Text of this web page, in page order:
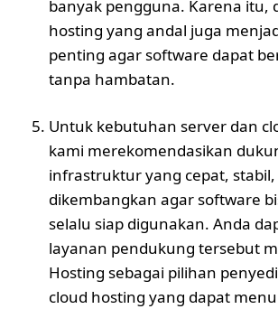
banyak pengguna. Karena itu,
hosting yang andal juga
penting agar software dapat
tanpa hambatan.
Untuk kebutuhan server dan
kami merekomendasikan
infrastruktur yang cepat,
dikembangkan agar software
selalu siap digunakan. Anda
layanan pendukung tersebut
Hosting sebagai pilihan
cloud hosting yang dapat